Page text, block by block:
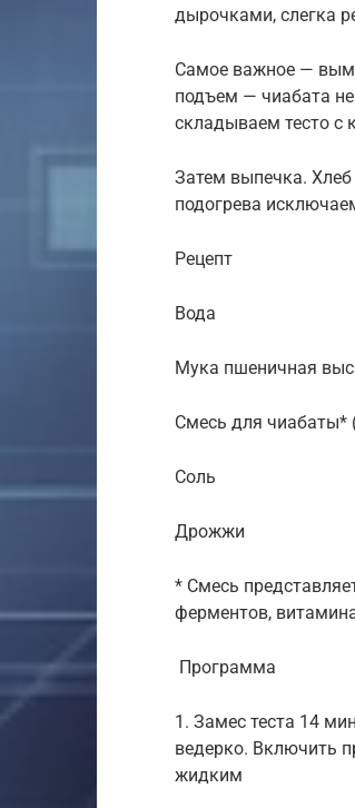
дырочками, слегка
Самое важное —
подъем — чиабата
складываем тесто с
Затем выпечка.
подогрева
Рецепт
Вода
Мука пшеничная
Смесь для
Соль
* Смесь
ферментов,
1. Замес теста
ведерко. Включить
жидким